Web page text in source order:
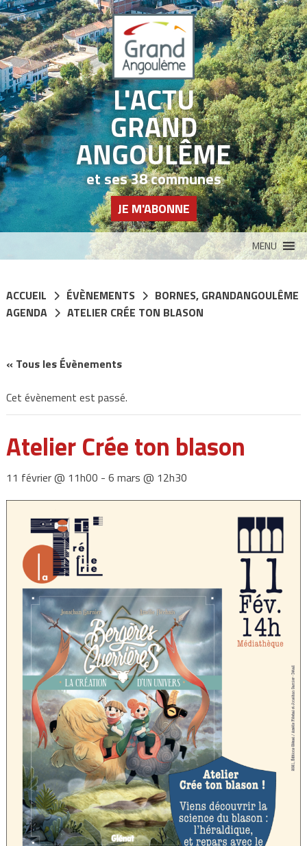
L'ACTU
GRAND
ANGOULÊME
et ses 38 communes
JE M'ABONNE
MENU
ACCUEIL ÉVÈNEMENTS BORNES, GRANDANGOULÊME
AGENDA
ATELIER CRÉE TON BLASON
« Tous les Évènements
Cet évènement est passé.
Atelier Crée ton blason
11 février @ 11h00 - 6 mars @ 12h30
Panneau de gestion des cookies